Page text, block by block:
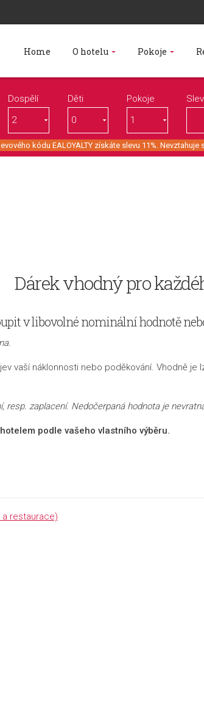
Home O hotelu Pokoje
Dospělí Děti Pokoje
kódu EALOYALTY získáte slevu 11%. Nevztahuje
Dárek vhodný pro
v libovolné nominální hodnotě
vaší náklonnosti nebo poděkování. Vhodně je
resp. zaplacení. Nedočerpaná hodnota je
podle vašeho vlastního výběru.
a restaurace)